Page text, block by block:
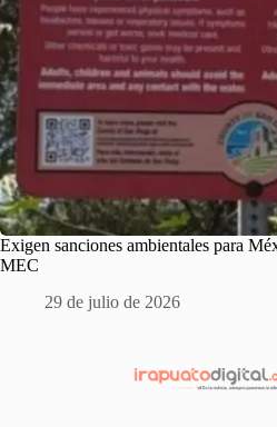
Exigen sanciones ambientales para
MEC
29 de julio de 2026